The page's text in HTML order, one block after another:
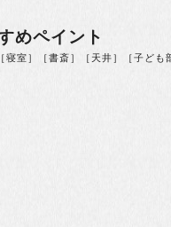
めペイント
寝室］［書斎］［天井］［子ども